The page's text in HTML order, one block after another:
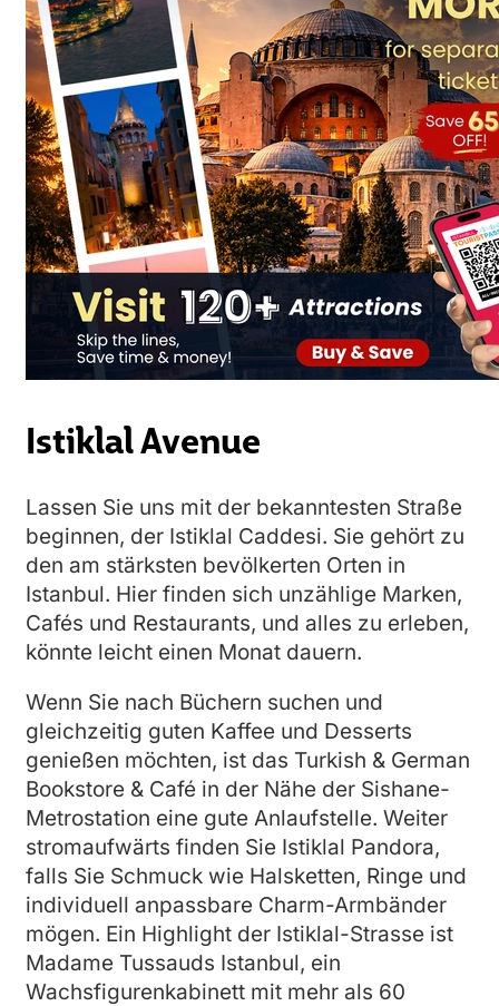
Istiklal Avenue
Lassen Sie uns mit der bekanntesten Straße
beginnen, der Istiklal Caddesi. Sie gehört zu
den am stärksten bevölkerten Orten in
Istanbul. Hier finden sich unzählige Marken,
Cafés und Restaurants, und alles zu erleben,
könnte leicht einen Monat dauern.
Wenn Sie nach Büchern suchen und
gleichzeitig guten Kaffee und Desserts
genießen möchten, ist das Turkish & German
Bookstore & Café in der Nähe der Sishane-
Metrostation eine gute Anlaufstelle. Weiter
stromaufwärts finden Sie Istiklal Pandora,
falls Sie Schmuck wie Halsketten, Ringe und
individuell anpassbare Charm-Armbänder
mögen. Ein Highlight der Istiklal-Strasse ist
Madame Tussauds Istanbul, ein
Wachsfigurenkabinett mit mehr als 60